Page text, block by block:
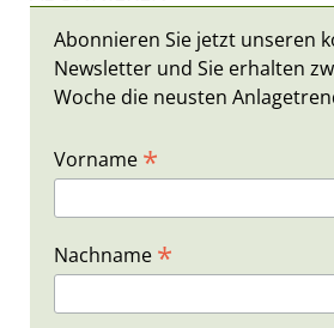
Abonnieren Sie jetzt unseren
Newsletter und Sie erhalten
Woche die neusten
Vorname *
Nachname *